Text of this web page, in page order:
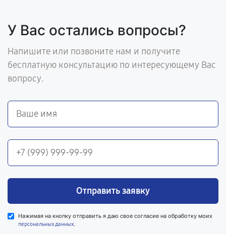
У Вас остались вопросы?
Напишите или позвоните нам и получите
бесплатную консультацию по интересующему Вас
вопросу.
Отправить заявку
Нажимая на кнопку отправить я даю свое согласие на обработку моих
персональных данных.